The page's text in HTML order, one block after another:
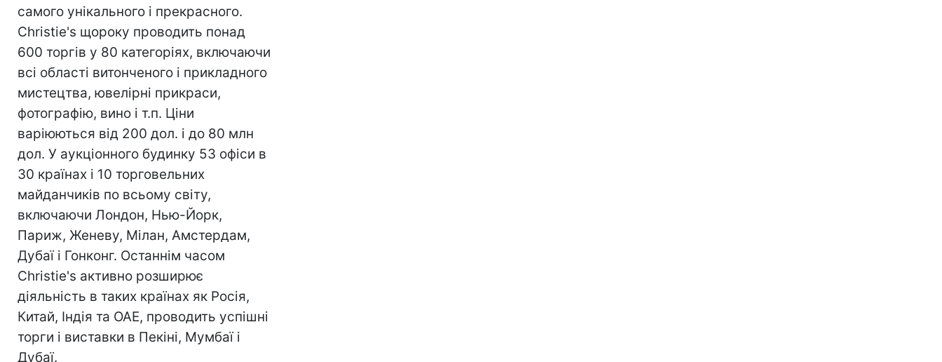
самого унікального і прекрасного.
Christie's щороку проводить понад
600 торгів у 80 категоріях, включаючи
всі області витонченого і прикладного
мистецтва, ювелірні прикраси,
фотографію, вино і т.п. Ціни
варіюються від 200 дол. і до 80 млн
дол. У аукціонного будинку 53 офіси в
30 країнах і 10 торговельних
майданчиків по всьому світу,
включаючи Лондон, Нью-Йорк,
Париж, Женеву, Мілан, Амстердам,
Дубаї і Гонконг. Останнім часом
Christie's активно розширює
діяльність в таких країнах як Росія,
Китай, Індія та ОАЕ, проводить успішні
торги і виставки в Пекіні, Мумбаї і
Дубаї.